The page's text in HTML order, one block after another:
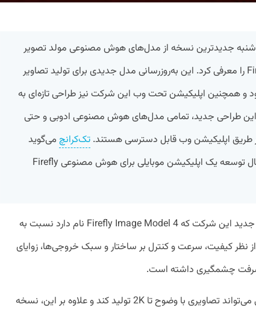
جدیدترین نسخه از مدل‌های هوش مصنوعی مولد تصویر
خود موسوم به Firefly را معرفی کرد. این به‌روزرسانی مدل جدیدی برای تولید تصاویر
و همچنین اپلیکیشن تحت وب این شرکت نیز طراحی تازه‌ای به
طراحی جدید، تمامی مدل‌های هوش مصنوعی ادوبی و حتی
طریق اپلیکیشن وب قابل دسترسی هستند.تک‌‌کرانچ می‌گوید
ادوبی همچنین در حال توسعه یک اپلیکیشن موبایلی برای هوش مصنوعی Firefly
به گزارش پیوست، مدل جدید این شرکت که Firefly Image Model 4 نام دارد نسبت به
کیفیت، سرعت و کنترل بر ساختار و سبک خروجی‌ها، زوایای
چشمگیری داشته است.
مدل جدید شرکت ادوبی می‌تواند تصاویری با وضوح تا 2K تولید کند و علاوه بر این، نسخه